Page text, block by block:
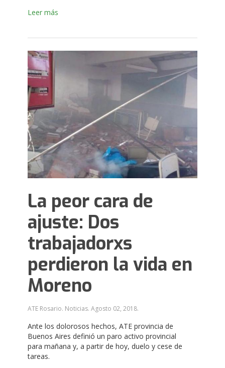
Leer más
La peor cara de
ajuste: Dos
trabajadorxs
perdieron la vida en
Moreno
ATE Rosario. Noticias. Agosto 02, 2018.
Ante los dolorosos hechos, ATE provincia de
Buenos Aires definió un paro activo provincial
para mañana y, a partir de hoy, duelo y cese de
tareas.